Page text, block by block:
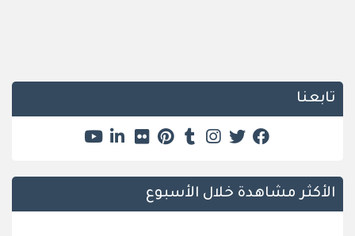
تابعنا
الأكثر مشاهدة خلال الأسبوع